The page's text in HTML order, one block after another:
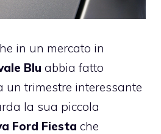
in un mercato in
Blu abbia fatto
un trimestre interessante
la sua piccola
Ford Fiesta che